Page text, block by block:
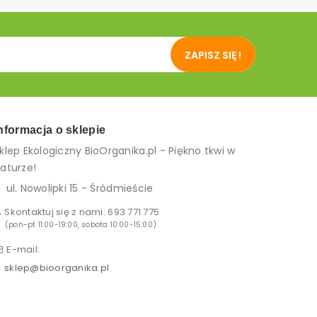
ZAPISZ SIĘ !
o sklepie
Ekologiczny BioOrganika.pl - Piękno tkwi w
ul. Nowolipki 15 - Śródmieście
Skontaktuj się z nami:693 771 775
(pon-pt 11:00-19:00, sobota 10:00-15:00)
E-mail:
sklep@bioorganika.pl